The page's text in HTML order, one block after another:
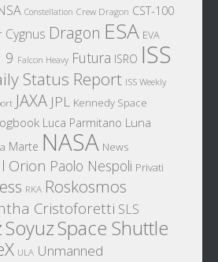
Constellation Crew Dragon CST-100
Cygnus Dragon ESA EVA
9 Falcon Heavy Futura ISRO ISS
Status Report ISS Weekly
JAXA JPL Kennedy Space
Luca Parmitano Luna
Marte NASA News
Orion Paolo Nespoli Privati
RKA Roskosmos
Cristoforetti SLS
SoyuzSpace Shuttle
ULA Unmanned